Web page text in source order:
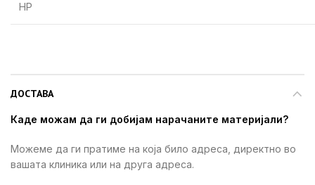
HP
ДОСТАВА
Каде можам да ги добијам нарачаните материјали?
Можеме да ги пратиме на која било адреса, директно во
вашата клиника или на друга адреса.